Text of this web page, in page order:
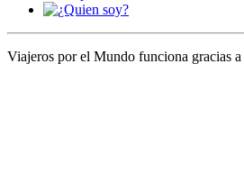
Viajeros por el Mundo funciona gracias a